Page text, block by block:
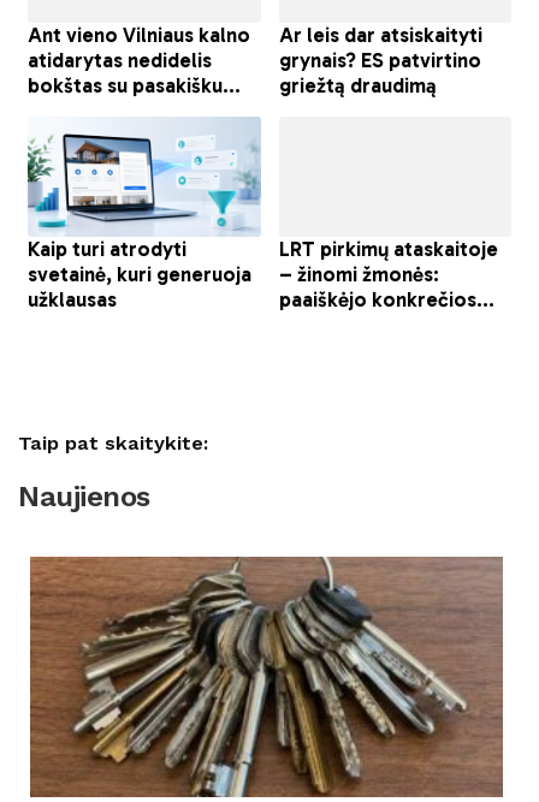
Taip pat skaitykite:
Naujienos